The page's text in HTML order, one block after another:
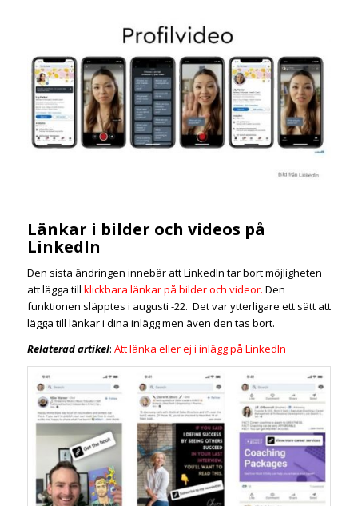
Länkar i bilder och videos på
LinkedIn
Den sista ändringen innebär att LinkedIn tar bort möjligheten
att lägga till klickbara länkar på bilder och videor. Den
funktionen släpptes i augusti -22. Det var ytterligare ett sätt att
lägga till länkar i dina inlägg men även den tas bort.
Relaterad artikel: Att länka eller ej i inlägg på LinkedIn